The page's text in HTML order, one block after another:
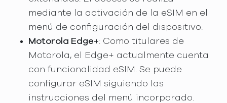
mediante la activación de la eSIM en el
menú de configuración del dispositivo.
Motorola Edge+: Como titulares de
Motorola, el Edge+ actualmente cuenta
con funcionalidad eSIM. Se puede
configurar eSIM siguiendo las
instrucciones del menú incorporado.